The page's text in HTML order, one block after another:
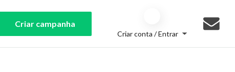
Criar campanha
Criar conta / Entrar